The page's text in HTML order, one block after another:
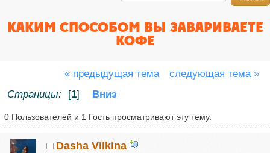
КАКИМ СПОСОБОМ ВЫ ЗАВАРИВАЕТЕ
КОФЕ
« предыдущая тема
следующая тема »
Страницы:
[1] Вниз
0 Пользователей и 1 Гость просматривают эту тему.
Dasha Vilkina